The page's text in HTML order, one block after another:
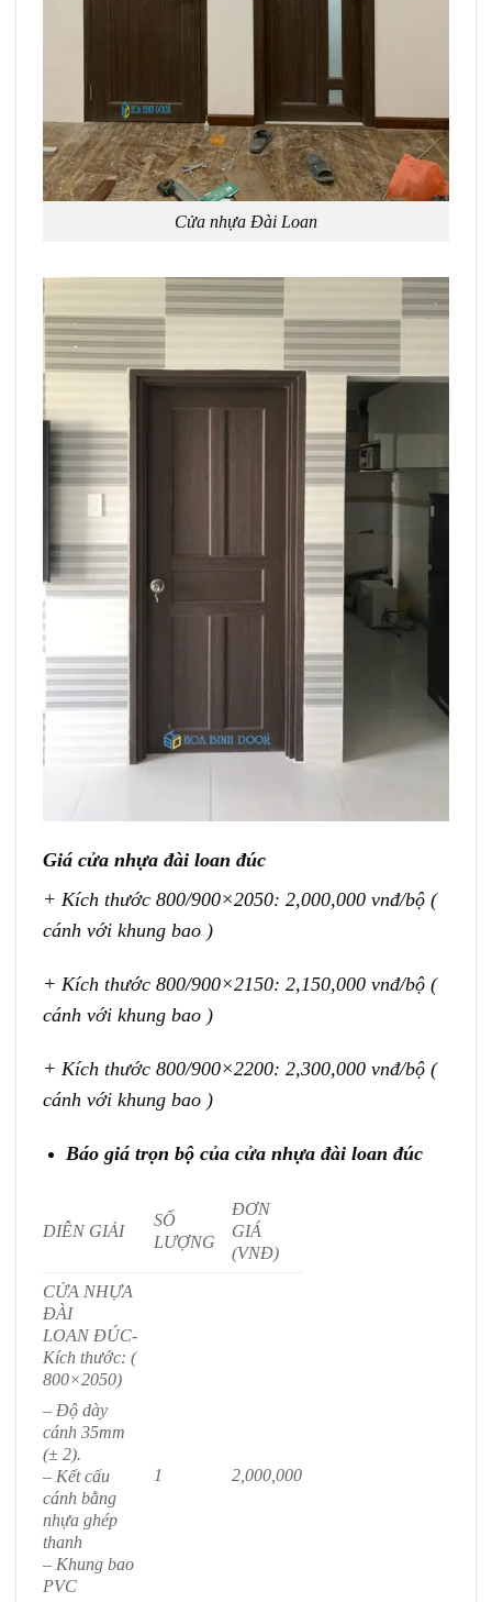
Cửa nhựa Đài Loan
Giá cửa nhựa đài loan đúc
+ Kích thước 800/900×2050: 2,000,000 vnđ/bộ (
cánh với khung bao )
+ Kích thước 800/900×2150: 2,150,000 vnđ/bộ (
cánh với khung bao )
+ Kích thước 800/900×2200: 2,300,000 vnđ/bộ (
cánh với khung bao )
Báo giá trọn bộ của cửa nhựa đài loan đúc
DIỄN GIẢI
SỐ
LƯỢNG
ĐƠN
GIÁ
(VNĐ)
CỬA NHỰA
ĐÀI
LOAN ĐÚC-
Kích thước: (
800×2050)
– Độ dày
cánh 35mm
(± 2).
– Kết cấu
cánh bằng
nhựa ghép
thanh
– Khung bao
PVC
1 2,000,000